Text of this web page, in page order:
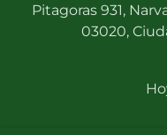
Pitagoras 931,
03020,